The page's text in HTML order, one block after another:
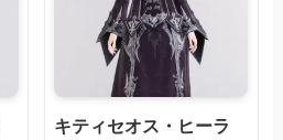
キティセオス・ヒーラ